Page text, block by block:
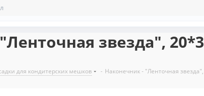
звезда",
для кондитерских мешков - Наконечник - "Ленточная